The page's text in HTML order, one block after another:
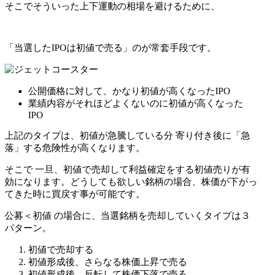
そこでそういった上下運動の相場を避けるために、
「当選したIPOは初値で売る」のが常套手段です。
公開価格に対して、かなり初値が高くなったIPO
業績内容がそれほどよくないのに初値が高くなった
IPO
上記のタイプは、初値が急騰している分 寄り付き後に「急
落」する危険性が高くなります。
そこで 一旦、初値で売却して利益確定をする初値売りが有
効になります。どうしても欲しい銘柄の場合、株価が下がっ
てきた時に買戻す事が可能です。
公募＜初値 の場合に、当選銘柄を売却していくタイプは３
パターン。
初値で売却する
初値形成後、さらなる株価上昇で売る